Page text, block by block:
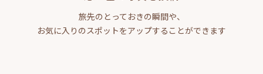
旅先のとっておきの瞬間や、
お気に入りのスポットをアップすることができます